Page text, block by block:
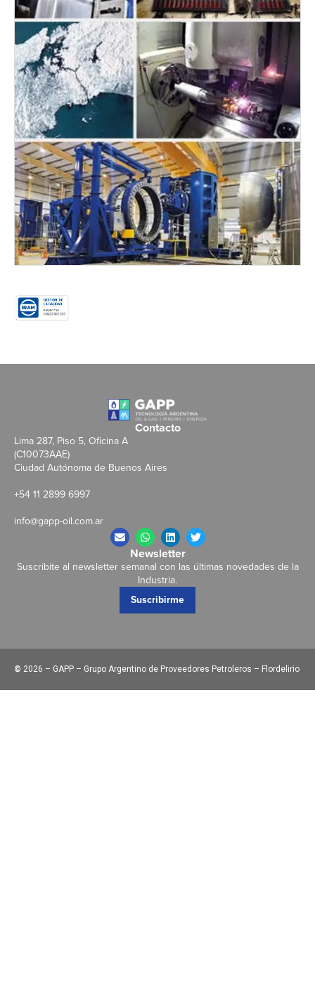
Contacto
Lima 287, Piso 5, Oficina A
(C10073AAE)
Ciudad Autónoma de Buenos Aires
+54 11 2899 6997
info@gapp-oil.com.ar
Newsletter
Suscribite al newsletter semanal con las últimas novedades de la
Industria.
Suscribirme
© 2026 – GAPP – Grupo Argentino de Proveedores Petroleros – Flordelirio